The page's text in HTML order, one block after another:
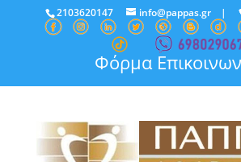
2103620147 info@pappas.gr|
Φόρμα